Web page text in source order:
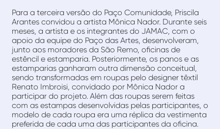
Para a terceira versão do Paço Comunidade, Priscila
Arantes convidou a artista Mônica Nador. Durante seis
meses, a artista e os integrantes do JAMAC, com o
apoio da equipe do Paço das Artes, desenvolveram,
junto aos moradores da São Remo, oficinas de
estêncil e estamparia. Posteriormente, os panos e as
estamparias ganharam outra dimensão conceitual,
sendo transformadas em roupas pelo designer têxtil
Renato Imbroisi, convidado por Mônica Nador a
participar do projeto. Além das roupas serem feitas
com as estampas desenvolvidas pelas participantes, o
modelo de cada roupa era uma réplica da vestimenta
preferida de cada uma das participantes da oficina.